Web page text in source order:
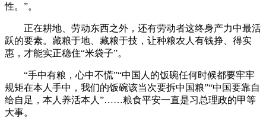
性。”。
正在耕地、劳动东西之外，还有劳动者这终身产力中最活
跃的要素。藏粮于地、藏粮于技，让种粮农人有钱挣、得实
惠，才能实正稳住“米袋子”。
“手中有粮，心中不慌”“中国人的饭碗任何时候都要牢牢
规矩在本人手中，我们的饭碗该当次要拆中国粮”“中国要靠自
给自足，本人养活本人”……粮食平安一直是习总理政的甲等
大事。